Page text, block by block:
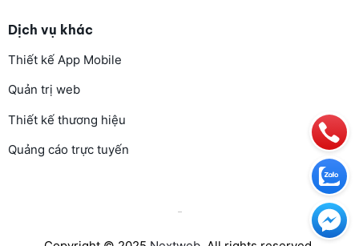
Dịch vụ khác
Thiết kế App Mobile
Quản trị web
Thiết kế thương hiệu
Quảng cáo trực tuyến